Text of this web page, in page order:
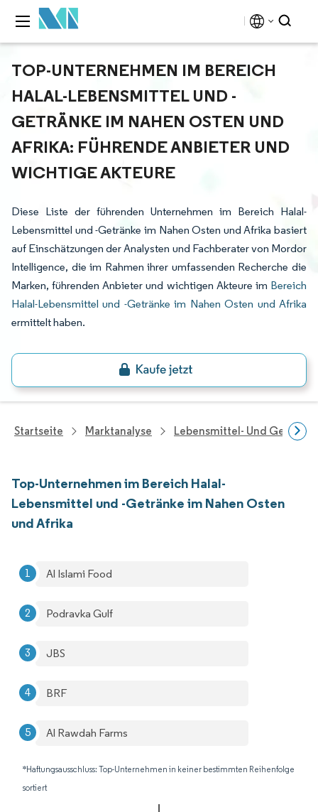
TOP-UNTERNEHMEN IM BEREICH
HALAL-LEBENSMITTEL UND -
GETRÄNKE IM NAHEN OSTEN UND
AFRIKA: FÜHRENDE ANBIETER UND
WICHTIGE AKTEURE
Diese Liste der führenden Unternehmen im Bereich Halal-
Lebensmittel und -Getränke im Nahen Osten und Afrika basiert
auf Einschätzungen der Analysten und Fachberater von Mordor
Intelligence, die im Rahmen ihrer umfassenden Recherche die
Marken, führenden Anbieter und wichtigen Akteure im Bereich
Halal-Lebensmittel und -Getränke im Nahen Osten und Afrika
ermittelt haben.
Startseite Marktanalyse Lebensmittel- Und
Top-Unternehmen im Bereich Halal-
Lebensmittel und -Getränke im Nahen Osten
und Afrika
Al Islami Food
Podravka Gulf
JBS
BRF
Al Rawdah Farms
*Haftungsausschluss: Top-Unternehmen in keiner bestimmten Reihenfolge
sortiert